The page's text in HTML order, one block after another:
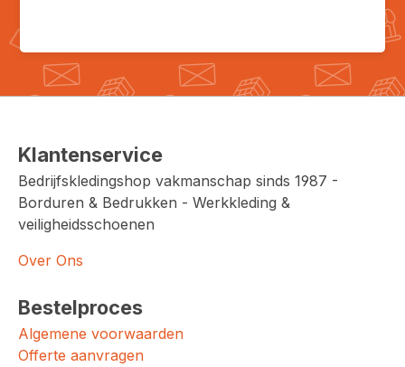
Klantenservice
Bedrijfskledingshop vakmanschap sinds 1987 -
Borduren & Bedrukken - Werkkleding &
veiligheidsschoenen
Over Ons
Bestelproces
Algemene voorwaarden
Offerte aanvragen